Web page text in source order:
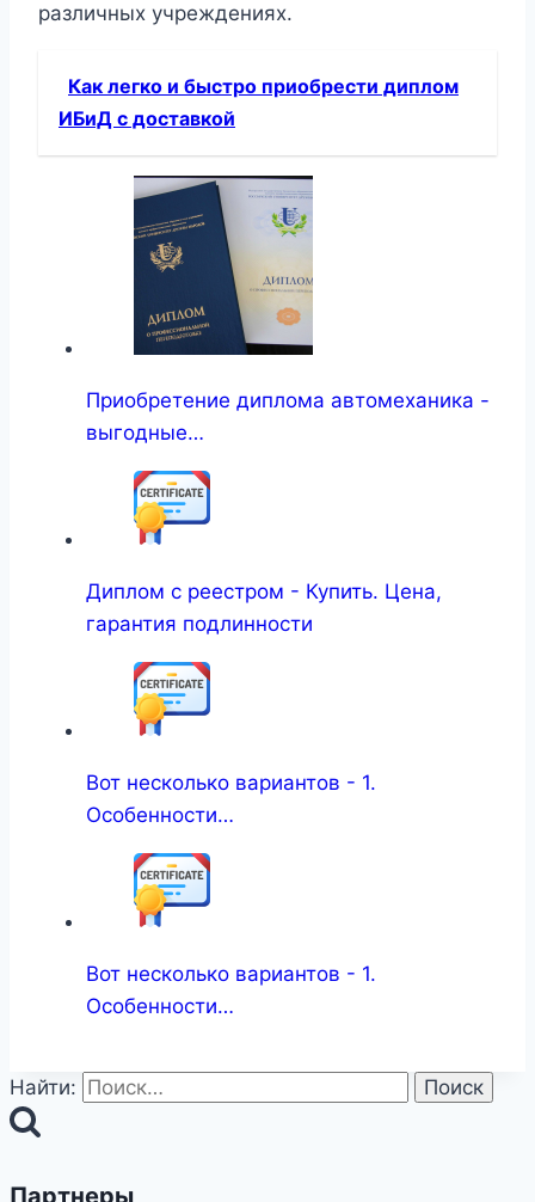
различных учреждениях.
Как легко и быстро приобрести диплом
ИБиД с доставкой
Приобретение диплома автомеханика -
выгодные…
Диплом с реестром - Купить. Цена,
гарантия подлинности
Вот несколько вариантов - 1.
Особенности…
Вот несколько вариантов - 1.
Особенности…
Найти:
Партнеры